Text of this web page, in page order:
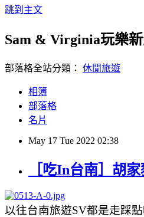
跳到主文
Sam & Virginia玩樂
部落格全站分類： 休閒旅遊
相簿
部落格
名片
May 17 Tue 2022 02:38
［吃In台南］胡
以往台南旅遊SV都是走踩